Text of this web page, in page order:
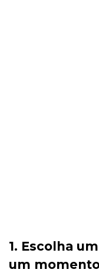
1. Escolha
um